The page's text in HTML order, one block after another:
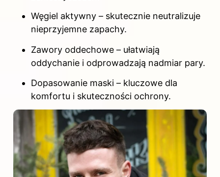
Węgiel aktywny – skutecznie neutralizuje
nieprzyjemne zapachy.
Zawory oddechowe – ułatwiają
oddychanie i odprowadzają nadmiar pary.
Dopasowanie maski – kluczowe dla
komfortu i skuteczności ochrony.